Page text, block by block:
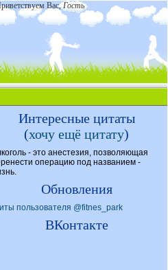
Вас,Гость
Интересные цитаты
(хочу ещё цитату)
- это анестезия, позволяющая
операцию под названием -
Обновления
пользователя @fitnes_park
ВКонтакте